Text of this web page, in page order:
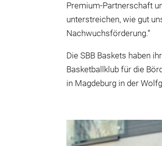
Premium-Partnerschaft
unterstreichen, wie gut
Nachwuchsförderung.“
Die SBB Baskets haben
Basketballklub für die Bö
in Magdeburg in der